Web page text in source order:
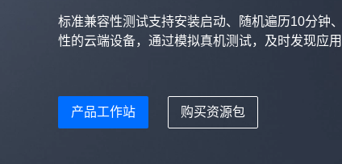
标准兼容性测试支持安装启动、随机遍历10分钟
性的云端设备，通过模拟真机测试，及时发现应
产品工作站 购买资源包